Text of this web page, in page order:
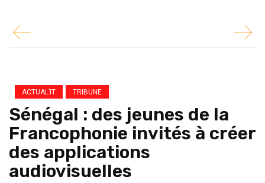
ACTUAL’IT TRIBUNE
Sénégal : des jeunes de la
Francophonie invités à créer
des applications
audiovisuelles